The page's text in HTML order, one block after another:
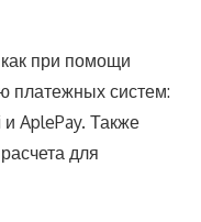
при помощи
платежных систем:
AplePay. Также
для